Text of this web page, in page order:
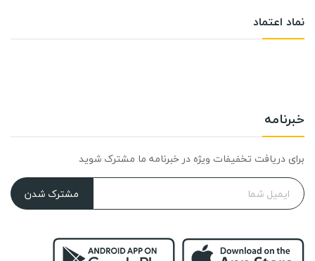
نماد اعتماد
خبرنامه
برای دریافت تخفیفات ویژه در خبرنامه ما مشترک شوید
مشترک شدن